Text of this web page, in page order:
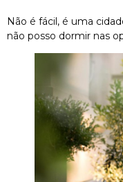
Não é fácil, é uma
não posso dormir nas